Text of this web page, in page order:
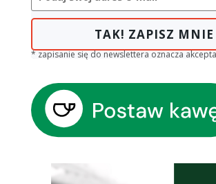
TAK! ZAPISZ MNIE
* zapisanie się do newslettera oznacza